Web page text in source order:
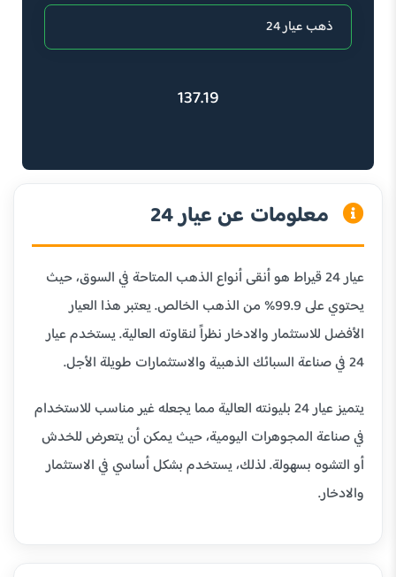
137.19
معلومات عن عيار 24
عيار 24 قيراط هو أنقى أنواع الذهب المتاحة في السوق، حيث
يحتوي على 99.9% من الذهب الخالص. يعتبر هذا العيار
الأفضل للاستثمار والادخار نظراً لنقاوته العالية. يستخدم عيار
24 في صناعة السبائك الذهبية والاستثمارات طويلة الأجل.
يتميز عيار 24 بليونته العالية مما يجعله غير مناسب للاستخدام
في صناعة المجوهرات اليومية، حيث يمكن أن يتعرض للخدش
أو التشوه بسهولة. لذلك، يستخدم بشكل أساسي في الاستثمار
والادخار.